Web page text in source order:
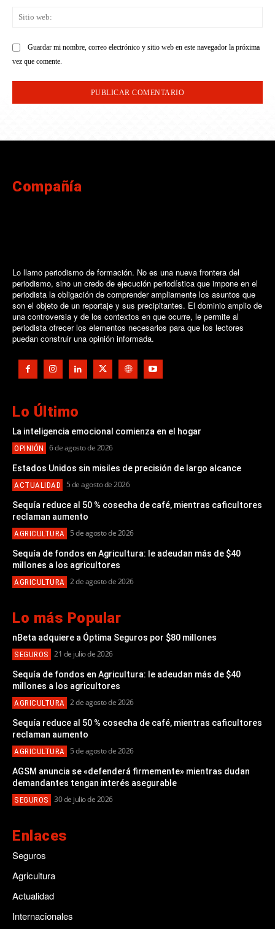
Guardar mi nombre, correo electrónico y sitio web en este navegador la próxima
vez que comente.
Compañía
Lo llamo periodismo de formación. No es una nueva frontera del
periodismo, sino un credo de ejecución periodística que impone en el
periodista la obligación de comprender ampliamente los asuntos que
son el objeto de un reportaje y sus precipitantes. El dominio amplio de
una controversia y de los contextos en que ocurre, le permite al
periodista ofrecer los elementos necesarios para que los lectores
puedan construir una opinión informada.
Lo Último
La inteligencia emocional comienza en el hogar
OPINIÓN 6 de agosto de 2026
Estados Unidos sin misiles de precisión de largo alcance
ACTUALIDAD 5 de agosto de 2026
Sequía reduce al 50 % cosecha de café, mientras caficultores
reclaman aumento
AGRICULTURA 5 de agosto de 2026
Sequía de fondos en Agricultura: le adeudan más de $40
millones a los agricultores
AGRICULTURA 2 de agosto de 2026
Lo más Popular
nBeta adquiere a Óptima Seguros por $80 millones
SEGUROS 21 de julio de 2026
Sequía de fondos en Agricultura: le adeudan más de $40
millones a los agricultores
AGRICULTURA 2 de agosto de 2026
Sequía reduce al 50 % cosecha de café, mientras caficultores
reclaman aumento
AGRICULTURA 5 de agosto de 2026
AGSM anuncia se «defenderá firmemente» mientras dudan
demandantes tengan interés asegurable
SEGUROS 30 de julio de 2026
Enlaces
Seguros
Agricultura
Actualidad
Internacionales